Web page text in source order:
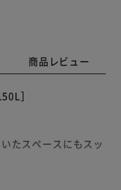
商品レビュー
］
たスペースにもスッ